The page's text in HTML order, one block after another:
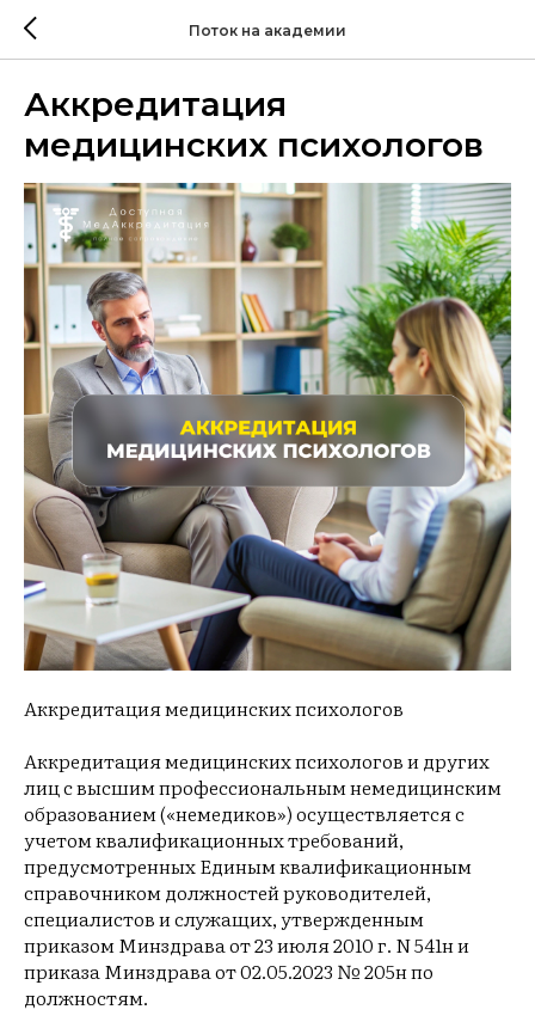
Поток на академии
Аккредитация
медицинских психологов
Аккредитация медицинских психологов
Аккредитация медицинских психологов и других
лиц с высшим профессиональным немедицинским
образованием («немедиков») осуществляется с
учетом квалификационных требований,
предусмотренных Единым квалификационным
справочником должностей руководителей,
специалистов и служащих, утвержденным
приказом Минздрава от 23 июля 2010 г. N 541н и
приказа Минздрава от 02.05.2023 № 205н по
должностям.